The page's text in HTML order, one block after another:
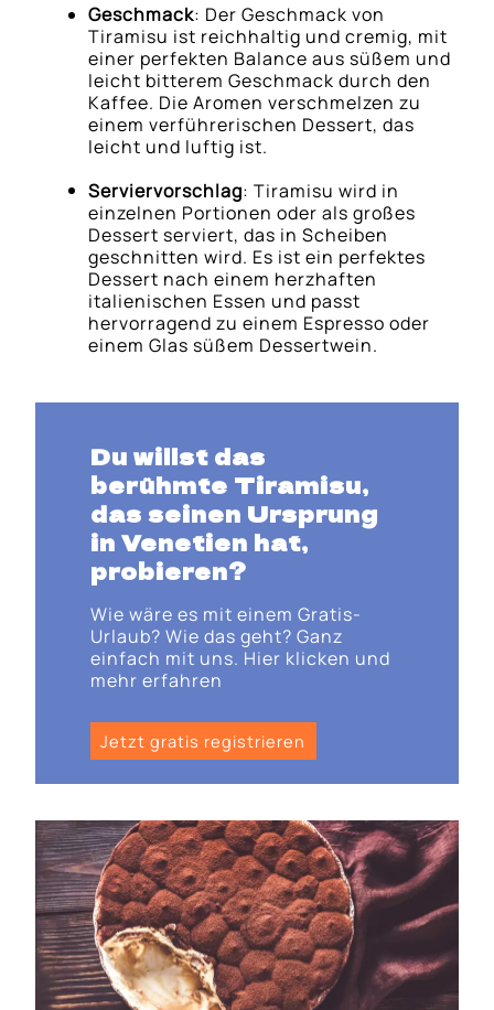
Geschmack: Der Geschmack von
Tiramisu ist reichhaltig und cremig, mit
einer perfekten Balance aus süßem und
leicht bitterem Geschmack durch den
Kaffee. Die Aromen verschmelzen zu
einem verführerischen Dessert, das
leicht und luftig ist.
Serviervorschlag: Tiramisu wird in
einzelnen Portionen oder als großes
Dessert serviert, das in Scheiben
geschnitten wird. Es ist ein perfektes
Dessert nach einem herzhaften
italienischen Essen und passt
hervorragend zu einem Espresso oder
einem Glas süßem Dessertwein.
Du willst das
berühmte Tiramisu,
das seinen Ursprung
in Venetien hat,
probieren?
Wie wäre es mit einem Gratis-
Urlaub? Wie das geht? Ganz
einfach mit uns. Hier klicken und
mehr erfahren
Jetzt gratis registrieren